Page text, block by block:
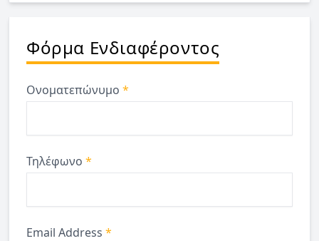
Φόρμα Ενδιαφέροντος
Ονοματεπώνυμο *
Τηλέφωνο *
Email Address *